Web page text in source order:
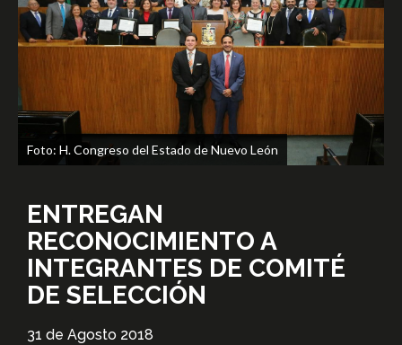
Foto: H. Congreso del Estado de Nuevo León
ENTREGAN
RECONOCIMIENTO A
INTEGRANTES DE COMITÉ
DE SELECCIÓN
31 de Agosto 2018